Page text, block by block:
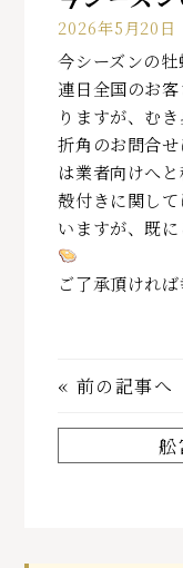
2026年5月20日
今シーズンの
連日全国のお
りますが、む
折角のお問合
は業者向けへと
殻付きに関し
いますが、既
ご了承頂けれ
« 前の記事へ
舩